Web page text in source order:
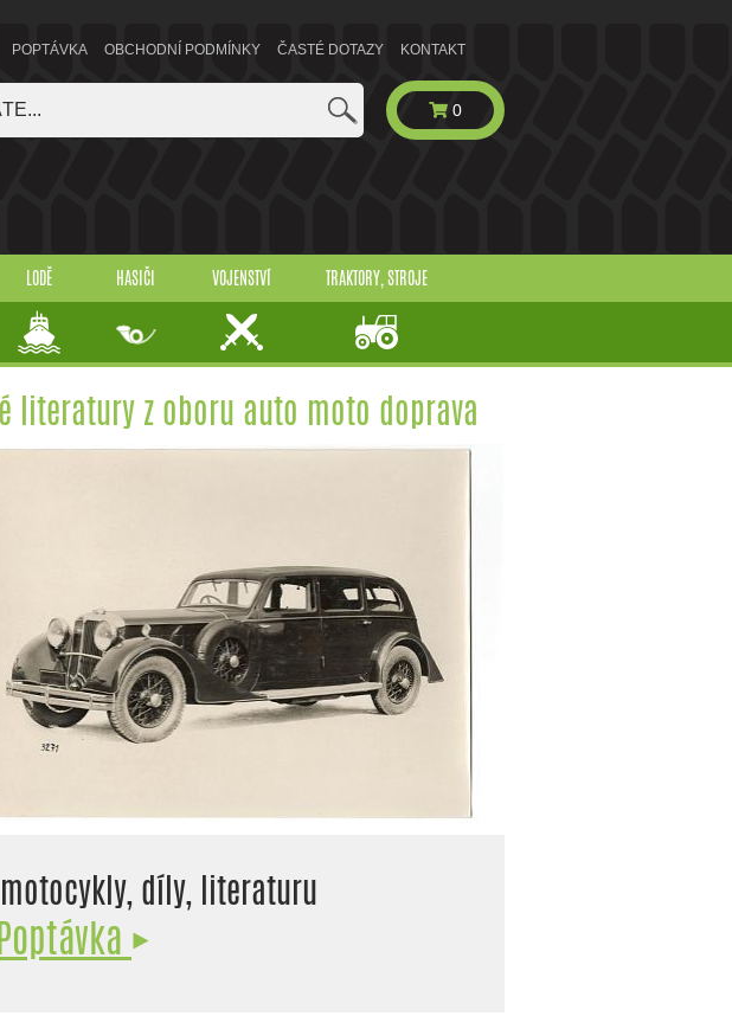
POPTÁVKA OBCHODNÍ PODMÍNKY ČASTÉ DOTAZY KONTAKT
0
LODĚ HASIČI VOJENSTVÍ TRAKTORY, STROJE
literatury z oboru auto moto doprava
díly, literaturu